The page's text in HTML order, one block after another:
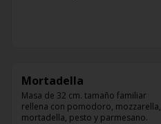
Mortadella
Masa de 32 cm. tamaño familiar
rellena con pomodoro, mozzarella,
mortadella, pesto y parmesano.